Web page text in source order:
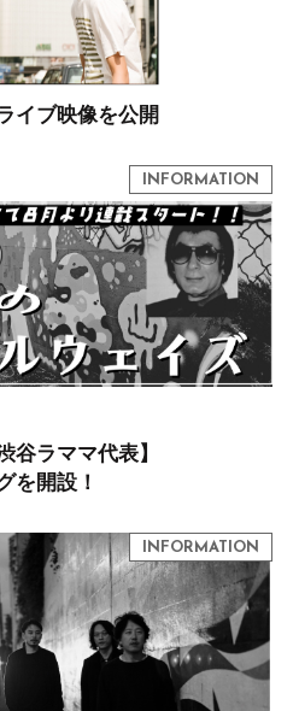
イブ映像を公開
谷ラママ代表】
を開設！